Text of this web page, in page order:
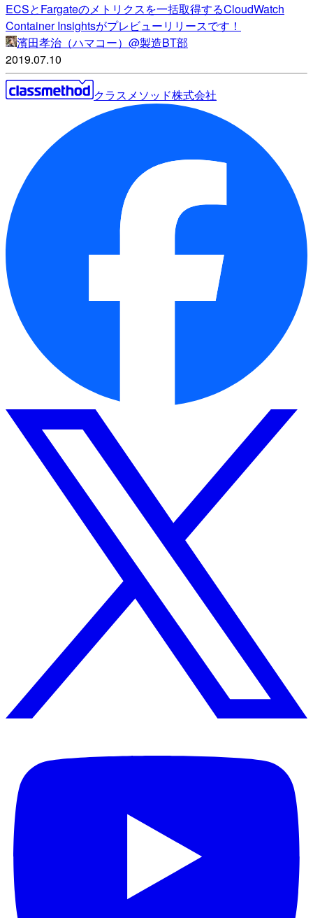
ECSとFargateのメトリクスを一括取得するCloudWatch
Container Insightsがプレビューリリースです！
濱田孝治（ハマコー）@製造BT部
2019.07.10
クラスメソッド株式会社